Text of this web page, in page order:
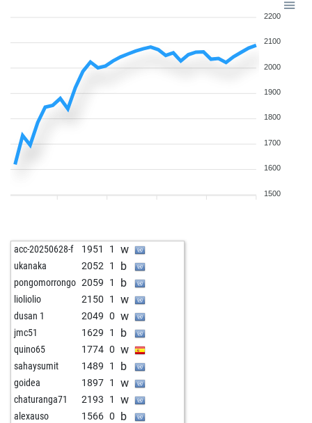
2200
2100
2000
1900
1800
1700
1600
1500
acc-20250628-f 1951 1 w
ukanaka 2052 1 b
pongomorrongo 2059 1 b
lioliolio 2150 1 w
dusan 1 2049 0 w
jmc51 1629 1 b
quino65 1774 0 w
sahaysumit 1489 1 b
goidea 1897 1 w
chaturanga71 2193 1 w
alexauso 1566 0 b